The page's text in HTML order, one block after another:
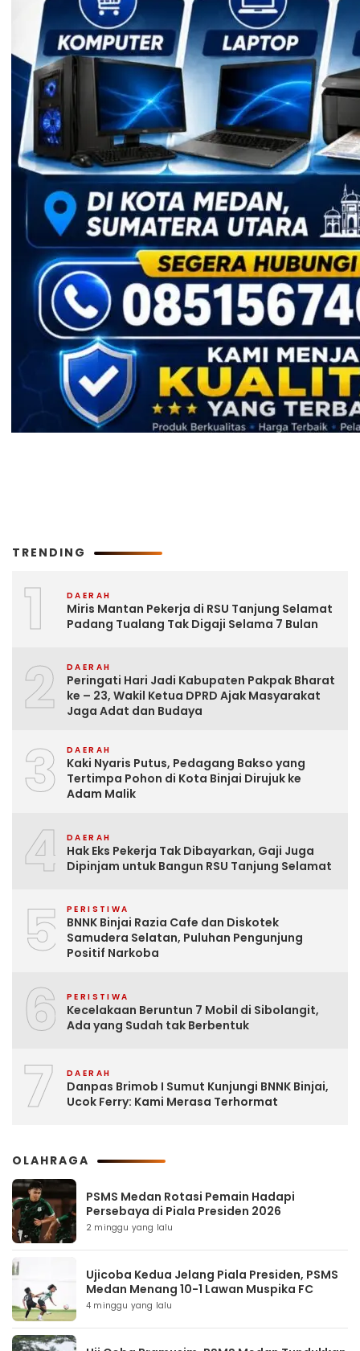
TRENDING
1 DAERAH
Miris Mantan Pekerja di RSU Tanjung Selamat
Padang Tualang Tak Digaji Selama 7 Bulan
2 DAERAH
Peringati Hari Jadi Kabupaten Pakpak Bharat
ke – 23, Wakil Ketua DPRD Ajak Masyarakat
Jaga Adat dan Budaya
3 DAERAH
Kaki Nyaris Putus, Pedagang Bakso yang
Tertimpa Pohon di Kota Binjai Dirujuk ke
Adam Malik
4 DAERAH
Hak Eks Pekerja Tak Dibayarkan, Gaji Juga
Dipinjam untuk Bangun RSU Tanjung Selamat
5 PERISTIWA
BNNK Binjai Razia Cafe dan Diskotek
Samudera Selatan, Puluhan Pengunjung
Positif Narkoba
6 PERISTIWA
Kecelakaan Beruntun 7 Mobil di Sibolangit,
Ada yang Sudah tak Berbentuk
7 DAERAH
Danpas Brimob I Sumut Kunjungi BNNK Binjai,
Ucok Ferry: Kami Merasa Terhormat
OLAHRAGA
PSMS Medan Rotasi Pemain Hadapi
Persebaya di Piala Presiden 2026
2 minggu yang lalu
Ujicoba Kedua Jelang Piala Presiden, PSMS
Medan Menang 10-1 Lawan Muspika FC
4 minggu yang lalu